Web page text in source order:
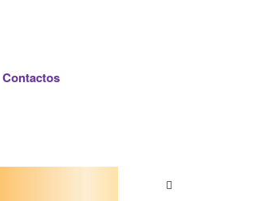
Contactos